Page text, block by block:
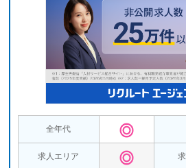
全年代
求人エリア